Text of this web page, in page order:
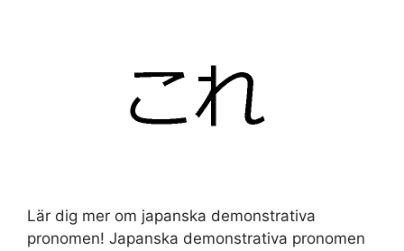
Lär dig mer om japanska demonstrativa
pronomen! Japanska demonstrativa pronomen